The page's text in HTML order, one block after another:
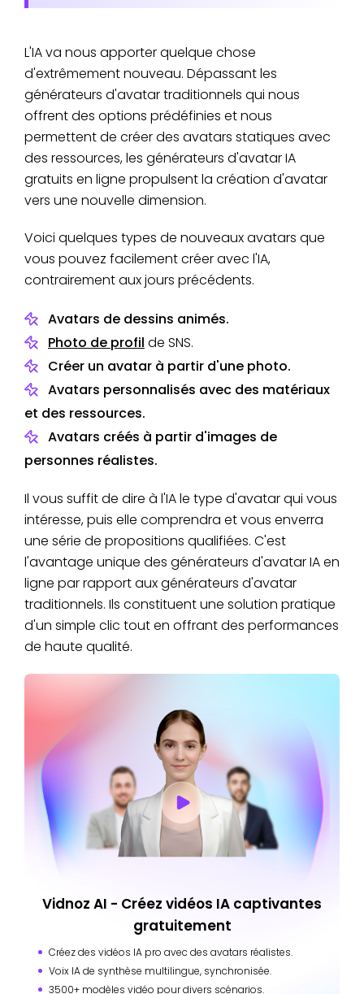
L'IA va nous apporter quelque chose
d'extrêmement nouveau. Dépassant les
générateurs d'avatar traditionnels qui nous
offrent des options prédéfinies et nous
permettent de créer des avatars statiques avec
des ressources, les générateurs d'avatar IA
gratuits en ligne propulsent la création d'avatar
vers une nouvelle dimension.
Voici quelques types de nouveaux avatars que
vous pouvez facilement créer avec l'IA,
contrairement aux jours précédents.
Avatars de dessins animés.
Photo de profil de SNS.
Créer un avatar à partir d'une photo.
Avatars personnalisés avec des matériaux
et des ressources.
Avatars créés à partir d'images de
personnes réalistes.
Il vous suffit de dire à l'IA le type d'avatar qui vous
intéresse, puis elle comprendra et vous enverra
une série de propositions qualifiées. C'est
l'avantage unique des générateurs d'avatar IA en
ligne par rapport aux générateurs d'avatar
traditionnels. Ils constituent une solution pratique
d'un simple clic tout en offrant des performances
de haute qualité.
Vidnoz AI - Créez vidéos IA captivantes
gratuitement
Créez des vidéos IA pro avec des avatars réalistes.
Voix IA de synthèse multilingue, synchronisée.
3500+ modèles vidéo pour divers scénarios.